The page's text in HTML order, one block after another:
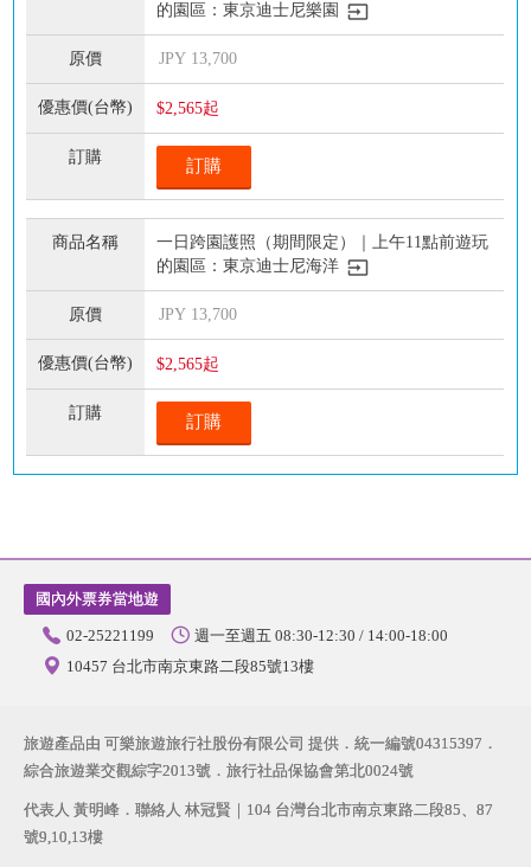
的園區：東京迪士尼樂園
JPY 13,700
$2,565起
訂購
一日跨園護照（期間限定）｜上午11點前遊玩
的園區：東京迪士尼海洋
JPY 13,700
$2,565起
訂購
國內外票券當地遊
02-25221199
週一至週五 08:30-12:30 / 14:00-18:00
10457 台北市南京東路二段85號13樓
旅遊產品由 可樂旅遊旅行社股份有限公司 提供．統一編號04315397．
綜合旅遊業交觀綜字2013號．旅行社品保協會第北0024號
代表人 黃明峰．聯絡人 林冠賢｜104 台灣台北市南京東路二段85、87
號9,10,13樓